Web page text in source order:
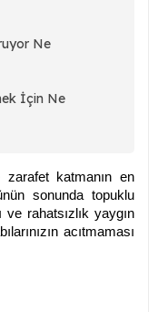
Ne
İçin Ne
zarafet katmanın en
sonunda topuklu
rahatsızlık yaygın
acıtmaması